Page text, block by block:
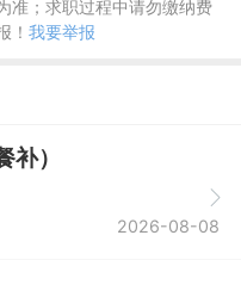
准；求职过程中请勿缴纳费
！ 我要举报
）
2026-08-08